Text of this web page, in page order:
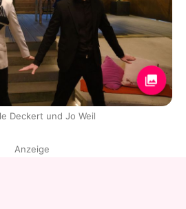
Deckert und Jo Weil
Anzeige